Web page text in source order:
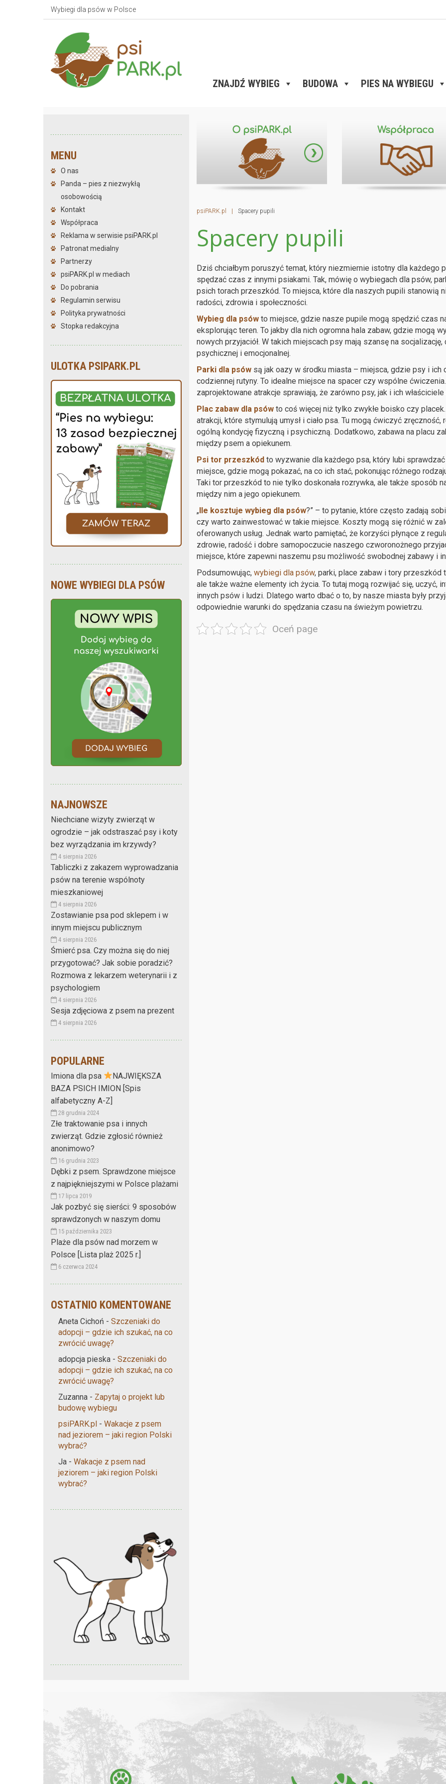
Wybiegi dla psów w Polsce
ZNAJDŹ WYBIEG BUDOWA PIES NA WYBIEGU
MENU
O nas
Panda – pies z niezwykłą
osobowością
Kontakt
Współpraca
Reklama w serwisie psiPARK.pl
Patronat medialny
Partnerzy
psiPARK.pl w mediach
Do pobrania
Regulamin serwisu
Polityka prywatności
Stopka redakcyjna
ULOTKA PSIPARK.PL
NOWE WYBIEGI DLA PSÓW
NAJNOWSZE
Niechciane wizyty zwierząt w
ogrodzie – jak odstraszać psy i koty
bez wyrządzania im krzywdy?
4 sierpnia 2026
Tabliczki z zakazem wyprowadzania
psów na terenie wspólnoty
mieszkaniowej
4 sierpnia 2026
Zostawianie psa pod sklepem i w
innym miejscu publicznym
4 sierpnia 2026
Śmierć psa. Czy można się do niej
przygotować? Jak sobie poradzić?
Rozmowa z lekarzem weterynarii i z
psychologiem
4 sierpnia 2026
Sesja zdjęciowa z psem na prezent
4 sierpnia 2026
POPULARNE
Imiona dla psa
NAJWIĘKSZA
BAZA PSICH IMION [Spis
alfabetyczny A-Z]
28 grudnia 2024
Złe traktowanie psa i innych
zwierząt. Gdzie zgłosić również
anonimowo?
16 grudnia 2023
Dębki z psem. Sprawdzone miejsce
z najpiękniejszymi w Polsce plażami
17 lipca 2019
Jak pozbyć się sierści: 9 sposobów
sprawdzonych w naszym domu
15 października 2023
Plaże dla psów nad morzem w
Polsce [Lista plaż 2025 r.]
6 czerwca 2024
OSTATNIO KOMENTOWANE
Aneta Cichoń - Szczeniaki do
adopcji – gdzie ich szukać, na co
zwrócić uwagę?
adopcja pieska - Szczeniaki do
adopcji – gdzie ich szukać, na co
zwrócić uwagę?
Zuzanna - Zapytaj o projekt lub
budowę wybiegu
psiPARK.pl - Wakacje z psem
nad jeziorem – jaki region Polski
wybrać?
Ja - Wakacje z psem nad
jeziorem – jaki region Polski
wybrać?
psiPARK.pl Spacery pupili
Spacery pupili
Dziś chciałbym poruszyć temat, który niezmiernie istotny dla
spędzać czas z innymi psiakami. Tak, mówię o wybiegach dla psów,
psich torach przeszkód. To miejsca, które dla naszych pupili stanowią
radości, zdrowia i społeczności.
Wybieg dla psówto miejsce, gdzie nasze pupile mogą spędzić czas
eksplorując teren. To jakby dla nich ogromna hala zabaw, gdzie mogą
nowych przyjaciół. W takich miejscach psy mają szansę na
psychicznej i emocjonalnej.
Parki dla psówsą jak oazy w środku miasta – miejsca, gdzie psy i ich
codziennej rutyny. To idealne miejsce na spacer czy wspólne
zaprojektowane atrakcje sprawiają, że zarówno psy, jak i ich
Plac zabaw dla psówto coś więcej niż tylko zwykłe boisko czy
atrakcji, które stymulują umysł i ciało psa. Tu mogą ćwiczyć zręczność,
ogólną kondycję fizyczną i psychiczną. Dodatkowo, zabawa na placu
między psem a opiekunem.
Psi tor przeszkódto wyzwanie dla każdego psa, który lubi
miejsce, gdzie mogą pokazać, na co ich stać, pokonując różnego
Taki tor przeszkód to nie tylko doskonała rozrywka, ale także sposób
między nim a jego opiekunem.
„Ile kosztuje wybieg dla psów?” – to pytanie, które często zadają
czy warto zainwestować w takie miejsce. Koszty mogą się różnić w
oferowanych usług. Jednak warto pamiętać, że korzyści płynące z
zdrowie, radość i dobre samopoczucie naszego czworonożnego
miejsce, które zapewni naszemu psu możliwość swobodnej zabawy i
Podsumowując, wybiegi dla psów, parki, place zabaw i tory przeszkód
ale także ważne elementy ich życia. To tutaj mogą rozwijać się,
innych psów i ludzi. Dlatego warto dbać o to, by nasze miasta były
odpowiednie warunki do spędzania czasu na świeżym powietrzu.
Oceń page